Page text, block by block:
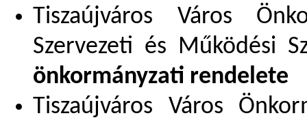
Tiszaújváros Város
Szervezeti és Működési
önkormányzati rendelete
Tiszaújváros Város